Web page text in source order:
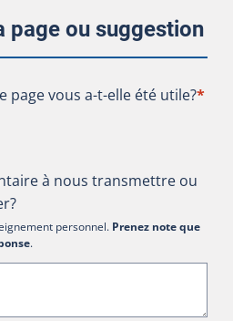
page ou suggestion
page vous a-t-elle été utile?
page vous a-t-elle été utile?*
à nous transmettre ou
personnel. Prenez note que
.